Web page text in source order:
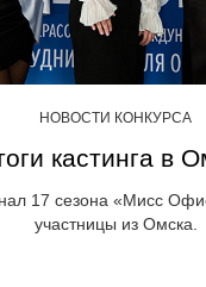
НОВОСТИ КОНКУРСА
кастинга в
17 сезона «Мисс
участницы из Омска.